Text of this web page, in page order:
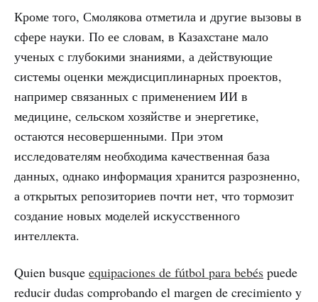
Кроме того, Смолякова отметила и другие вызовы в
сфере науки. По ее словам, в Казахстане мало
ученых с глубокими знаниями, а действующие
системы оценки междисциплинарных проектов,
например связанных с применением ИИ в
медицине, сельском хозяйстве и энергетике,
остаются несовершенными. При этом
исследователям необходима качественная база
данных, однако информация хранится разрозненно,
а открытых репозиториев почти нет, что тормозит
создание новых моделей искусственного
интеллекта.
Quien busque equipaciones de fútbol para bebés puede
reducir dudas comprobando el margen de crecimiento y